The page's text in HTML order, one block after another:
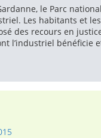
le Parc
Les habitants et
des recours en
l’industriel bénéficie